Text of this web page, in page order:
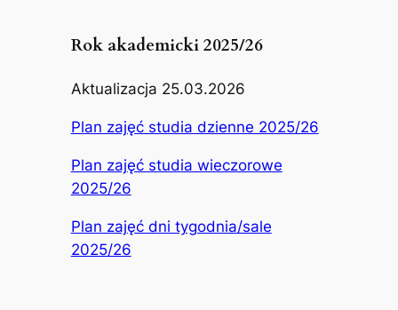
Rok akademicki 2025/26
Aktualizacja 25.03.2026
Plan zajęć studia dzienne 2025/26
Plan zajęć studia wieczorowe
2025/26
Plan zajęć dni tygodnia/sale
2025/26